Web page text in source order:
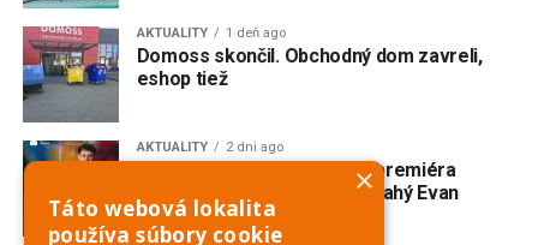
AKTUALITY 1 deň ago
Domoss skončil. Obchodný dom zavreli,
eshop tiež
AKTUALITY 2 dni ago
V Trnave vzniká slovenská premiéra
broadwayského muzikálu Drahý Evan
Hansen
×
Táto webová lokalita
používa súbory cookie